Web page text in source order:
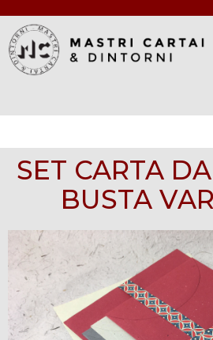
SET CARTA
BUSTA